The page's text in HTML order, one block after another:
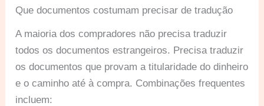
Que documentos costumam precisar de tradução
A maioria dos compradores não precisa traduzir
todos os documentos estrangeiros. Precisa traduzir
os documentos que provam a titularidade do dinheiro
e o caminho até à compra. Combinações frequentes
incluem: